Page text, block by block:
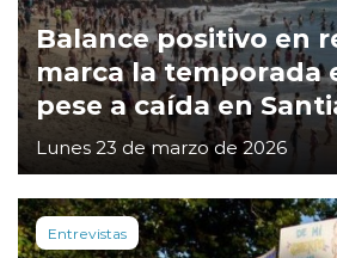
Balance positivo en
marca la temporada
pese a caída en
Lunes 23 de marzo de 2026
Entrevistas